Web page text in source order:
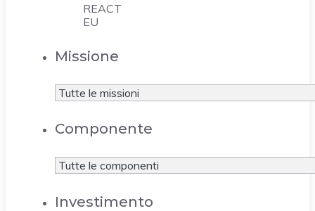
REACT
EU
Missione
Componente
Investimento